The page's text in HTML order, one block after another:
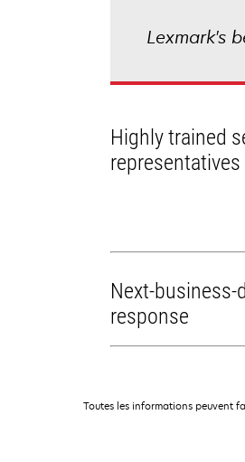
Lexmark's
Highly trained
representatives
Next-business-
response
Toutes les informations peuvent